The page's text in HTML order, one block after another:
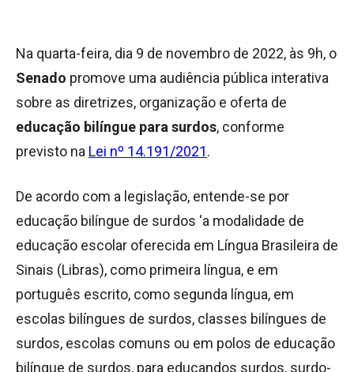
Na quarta-feira, dia 9 de novembro de 2022, às 9h, o
Senado promove uma audiência pública interativa
sobre as diretrizes, organização e oferta de
educação bilíngue para surdos, conforme
previsto na Lei nº 14.191/2021.
De acordo com a legislação, entende-se por
educação bilíngue de surdos ‘a modalidade de
educação escolar oferecida em Língua Brasileira de
Sinais (Libras), como primeira língua, e em
português escrito, como segunda língua, em
escolas bilíngues de surdos, classes bilíngues de
surdos, escolas comuns ou em polos de educação
bilíngue de surdos, para educandos surdos, surdo-